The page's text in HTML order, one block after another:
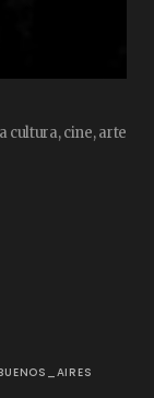
cultura, cine, arte